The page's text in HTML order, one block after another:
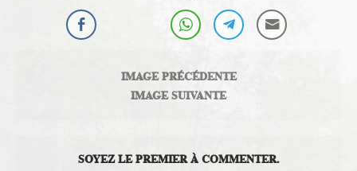
IMAGE PRÉCÉDENTE
IMAGE SUIVANTE
SOYEZ LE PREMIER À COMMENTER.